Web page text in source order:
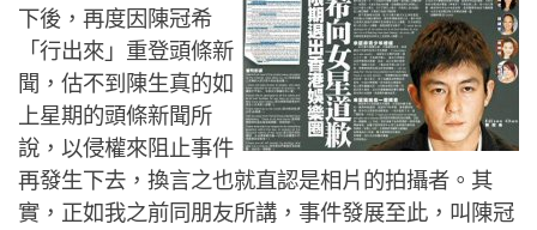
下後，再度因陳冠希
「行出來」重登頭條新
聞，估不到陳生真的如
上星期的頭條新聞所
說，以侵權來阻止事件
再發生下去，換言之也就直認是相片的拍攝者。其
實，正如我之前同朋友所講，事件發展至此，叫陳冠